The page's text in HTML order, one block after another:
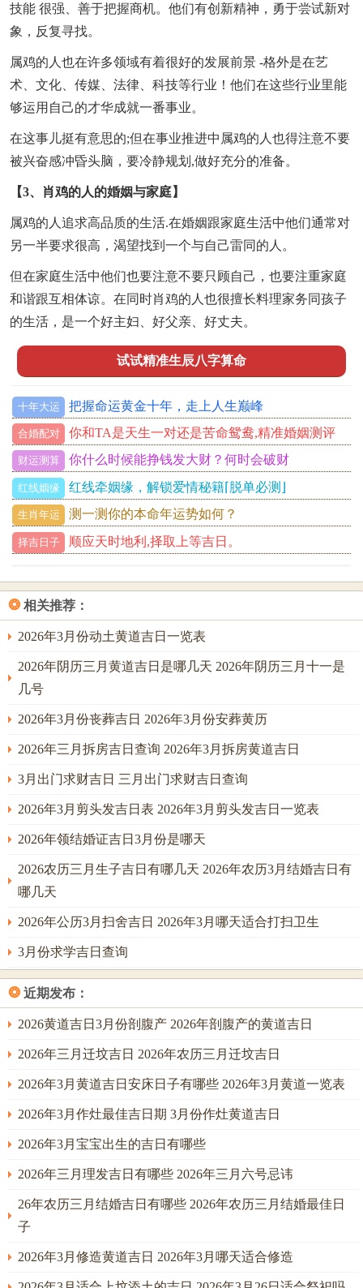
技能 很强、善于把握商机。他们有创新精神，勇于尝试新对
象，反复寻找。
属鸡的人也在许多领域有着很好的发展前景 -格外是在艺
术、文化、传媒、法律、科技等行业！他们在这些行业里能
够运用自己的才华成就一番事业。
在这事儿挺有意思的;但在事业推进中属鸡的人也得注意不要
被兴奋感冲昏头脑，要冷静规划,做好充分的准备。
【3、肖鸡的人的婚姻与家庭】
属鸡的人追求高品质的生活.在婚姻跟家庭生活中他们通常对
另一半要求很高，渴望找到一个与自己雷同的人。
但在家庭生活中他们也要注意不要只顾自己，也要注重家庭
和谐跟互相体谅。在同时肖鸡的人也很擅长料理家务同孩子
的生活，是一个好主妇、好父亲、好丈夫。
试试精准生辰八字算命
十年大运 把握命运黄金十年，走上人生巅峰
合婚配对 你和TA是天生一对还是苦命鸳鸯,精准婚姻测评
财运测算 你什么时候能挣钱发大财？何时会破财
红线姻缘 红线牵姻缘，解锁爱情秘籍⌈脱单必测⌋
生肖年运 测一测你的本命年运势如何？
择吉日子 顺应天时地利,择取上等吉日。
❂ 相关推荐：
2026年3月份动土黄道吉日一览表
2026年阴历三月黄道吉日是哪几天 2026年阴历三月十一是
几号
2026年3月份丧葬吉日 2026年3月份安葬黄历
2026年三月拆房吉日查询 2026年3月拆房黄道吉日
3月出门求财吉日 三月出门求财吉日查询
2026年3月剪头发吉日表 2026年3月剪头发吉日一览表
2026年领结婚证吉日3月份是哪天
2026农历三月生子吉日有哪几天 2026年农历3月结婚吉日有
哪几天
2026年公历3月扫舍吉日 2026年3月哪天适合打扫卫生
3月份求学吉日查询
❂ 近期发布：
2026黄道吉日3月份剖腹产 2026年剖腹产的黄道吉日
2026年三月迁坟吉日 2026年农历三月迁坟吉日
2026年3月黄道吉日安床日子有哪些 2026年3月黄道一览表
2026年3月作灶最佳吉日期 3月份作灶黄道吉日
2026年3月宝宝出生的吉日有哪些
2026年三月理发吉日有哪些 2026年三月六号忌讳
26年农历三月结婚吉日有哪些 2026年农历三月结婚最佳日
子
2026年3月修造黄道吉日 2026年3月哪天适合修造